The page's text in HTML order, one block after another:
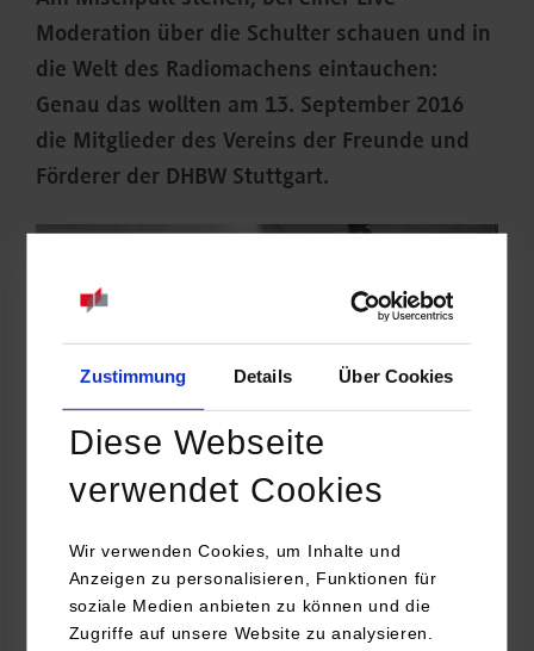
Zustimmung Details Über Cookies
Diese Webseite
verwendet Cookies
Wir verwenden Cookies, um Inhalte und
Anzeigen zu personalisieren, Funktionen für
soziale Medien anbieten zu können und die
Zugriffe auf unsere Website zu analysieren.
Moderation über die Schulter schauen und in
die Welt des Radiomachens eintauchen:
Genau das wollten am 13. September 2016
die Mitglieder des Vereins der Freunde und
Förderer der DHBW Stuttgart.
Alexander Heine, Programmchef von Baden-Württembergs
größtem privaten Radiosender Antenne 1, nahm sich
höchstpersönlich Zeit und gab den Mitgliedern bereitwillig